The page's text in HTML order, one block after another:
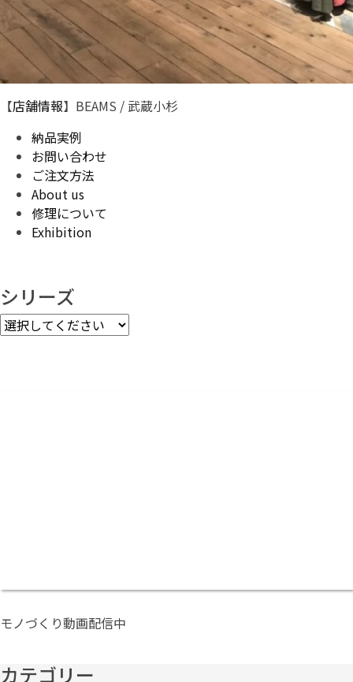
【店舗情報】BEAMS / 武蔵小杉
納品実例
お問い合わせ
ご注文方法
About us
修理について
Exhibition
シリーズ
モノづくり動画配信中
カテゴリー